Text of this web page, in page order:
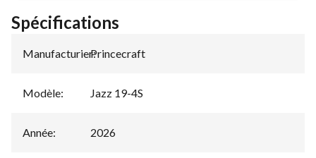
Spécifications
Manufacturier:
Princecraft
Modèle: Jazz 19-4S
Année: 2026